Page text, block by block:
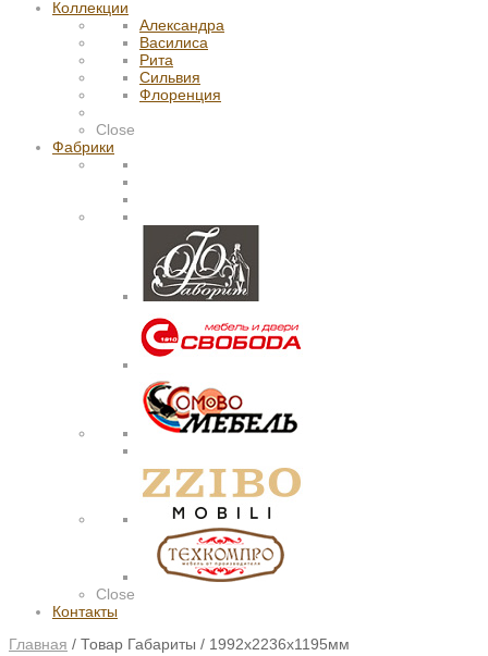
Коллекции
Александра
Василиса
Рита
Сильвия
Флоренция
Close
Фабрики
Close
Контакты
Главная / Товар Габариты / 1992х2236х1195мм